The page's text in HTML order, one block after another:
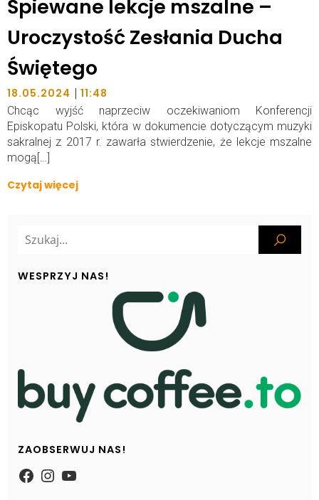
Śpiewane lekcje mszalne –
Uroczystość Zesłania Ducha
Świętego
18.05.2024 | 11:48
Chcąc wyjść naprzeciw oczekiwaniom Konferencji
Episkopatu Polski, która w dokumencie dotyczącym muzyki
sakralnej z 2017 r. zawarła stwierdzenie, że lekcje mszalne
mogą[…]
Czytaj więcej
WESPRZYJ NAS!
ZAOBSERWUJ NAS!
https://www.facebook.com/
Instagram
YouTube